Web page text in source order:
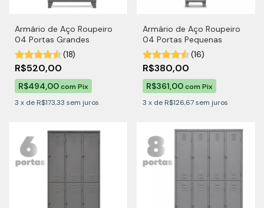
Armário de Aço Roupeiro
04 Portas Grandes
(18)
R$520,00
R$494,00comPix
3 x de R$173,33 sem juros
Armário de Aço Roupeiro
04 Portas Pequenas
(16)
R$380,00
R$361,00com Pix
3 x de R$126,67 sem juros